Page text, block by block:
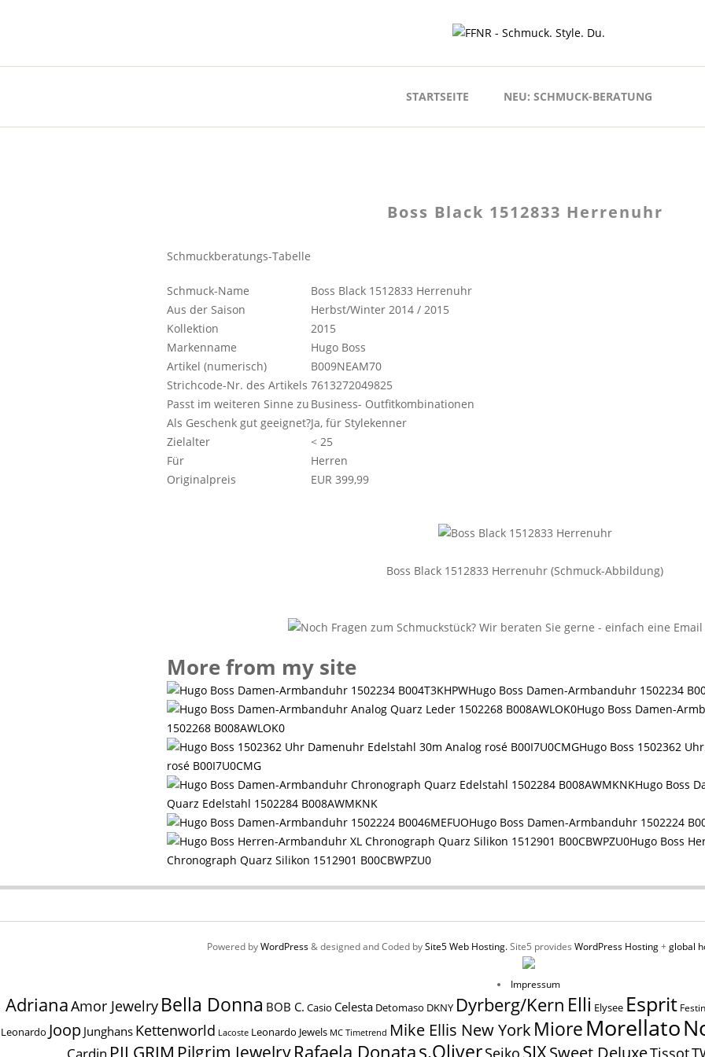
STARTSEITE NEU: SCHMUCK-BERATUNG
Boss Black 1512833 Herrenuhr
Schmuckberatungs-Tabelle
Schmuck-Name
Boss Black 1512833 Herrenuhr
Aus der Saison
Herbst/Winter 2014 / 2015
Kollektion
2015
Markenname
Hugo Boss
Artikel (numerisch)
B009NEAM70
Strichcode-Nr. des Artikels 7613272049825
Passt im weiteren Sinne zu Business- Outfitkombinationen
Als Geschenk gut geeignet?Ja, für Stylekenner
Zielalter
< 25
Für
Herren
Originalpreis
EUR 399,99
Boss Black 1512833 Herrenuhr (Schmuck-Abbildung)
More from my site
Hugo Boss Damen-Armbanduhr 1502234
Hugo Boss Damen-
1502268 B008AWLOK0
Hugo Boss 1502362
rosé B00I7U0CMG
Hugo Boss
Quarz Edelstahl 1502284 B008AWMKNK
Hugo Boss Damen-Armbanduhr 1502224
Hugo Boss
Chronograph Quarz Silikon 1512901 B00CBWPZU0
Powered byWordPress& designed and Coded bySite5 Web Hosting.Site5 provides WordPress Hosting+global
Impressum
AdrianaAmor Jewelry Bella Donna BOB C. Casio Celesta Detomaso DKNY Dyrberg/Kern Elli Elysee Esprit
Leonardo Joop Junghans Kettenworld Lacoste Leonardo Jewels MC Timetrend Mike Ellis New York MioreMorellato
PILGRIM Pilgrim JewelryRafaela Donatas.OliverSeiko SIXSweet DeluxeTissot